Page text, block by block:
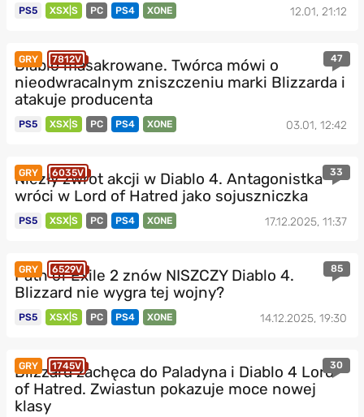
PS5 XSX|S PC PS4 XONE 12.01, 21:12
GRY 7812V 47
Diablo masakrowane. Twórca mówi o
nieodwracalnym zniszczeniu marki Blizzarda i
atakuje producenta
PS5 XSX|S PC PS4 XONE 03.01, 12:42
GRY 6035V 33
Niezły zwrot akcji w Diablo 4. Antagonistka
wróci w Lord of Hatred jako sojuszniczka
PS5 XSX|S PC PS4 XONE 17.12.2025, 11:37
GRY 6529V 85
Path of Exile 2 znów NISZCZY Diablo 4.
Blizzard nie wygra tej wojny?
PS5 XSX|S PC PS4 XONE 14.12.2025, 19:30
GRY 1745V 30
Blizzard zachęca do Paladyna i Diablo 4 Lord
of Hatred. Zwiastun pokazuje moce nowej
klasy